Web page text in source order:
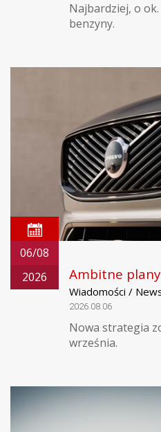
Najbardziej, o
benzyny.
06/08
2026
Ambitne
Wiadomości /
2026.08.06
Nowa strategia
września.